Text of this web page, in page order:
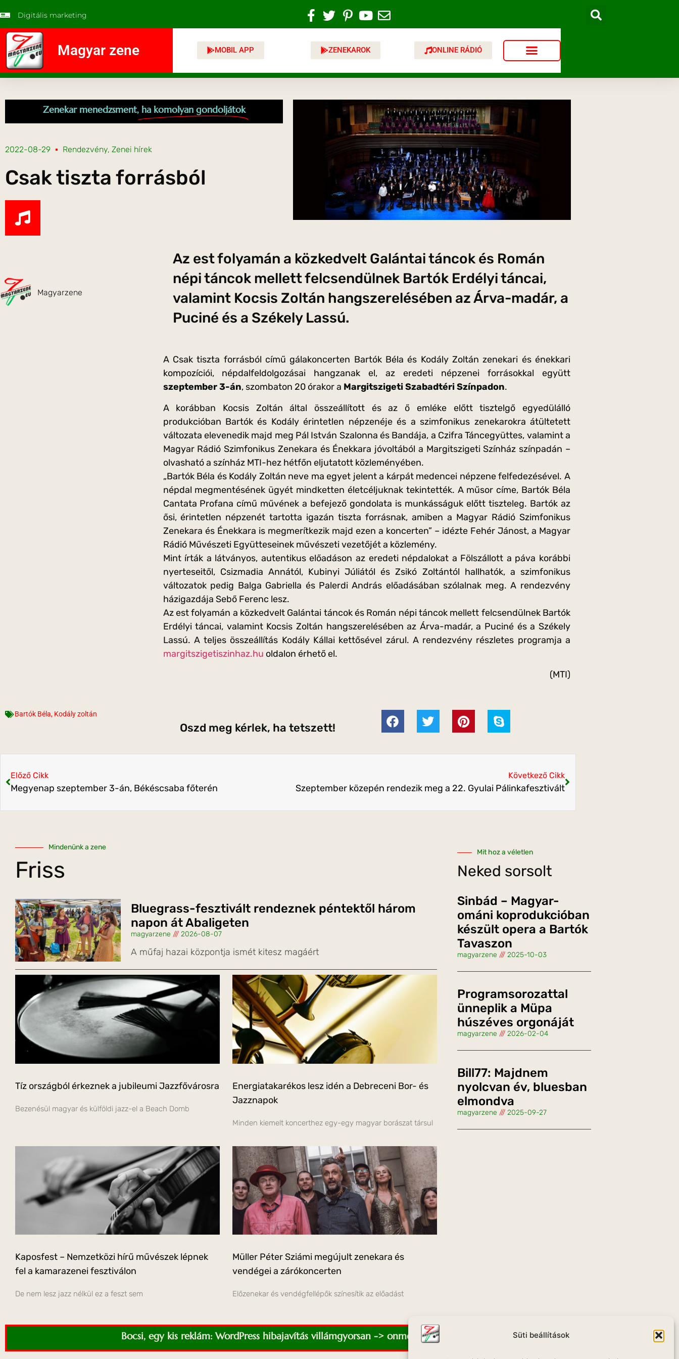
Süti beállítások
Digitális marketing
Magyar zene MOBIL APP ZENEKAROK ONLINE RÁDIÓ
Zenekar menedzsment, ha komolyan gondoljátok
2022-08-29 Rendezvény, Zenei hírek
Csak tiszta forrásból
Magyarzene
Az est folyamán a közkedvelt Galántai táncok és Román
népi táncok mellett felcsendülnek Bartók Erdélyi táncai,
valamint Kocsis Zoltán hangszerelésében az Árva-madár, a
Puciné és a Székely Lassú.
A Csak tiszta forrásból című gálakoncerten Bartók Béla és Kodály Zoltán zenekari és énekkari
kompozíciói, népdalfeldolgozásai hangzanak el, az eredeti népzenei forrásokkal együtt
szeptember 3-án, szombaton 20 órakor a Margitszigeti Szabadtéri Színpadon.
A korábban Kocsis Zoltán által összeállított és az ő emléke előtt tisztelgő egyedülálló
produkcióban Bartók és Kodály érintetlen népzenéje és a szimfonikus zenekarokra átültetett
változata elevenedik majd meg Pál István Szalonna és Bandája, a Czifra Táncegyüttes, valamint a
Magyar Rádió Szimfonikus Zenekara és Énekkara jóvoltából a Margitszigeti Színház színpadán –
olvasható a színház MTI-hez hétfőn eljutatott közleményében.
„Bartók Béla és Kodály Zoltán neve ma egyet jelent a kárpát medencei népzene felfedezésével. A
népdal megmentésének ügyét mindketten életcéljuknak tekintették. A műsor címe, Bartók Béla
Cantata Profana című művének a befejező gondolata is munkásságuk előtt tiszteleg. Bartók az
ősi, érintetlen népzenét tartotta igazán tiszta forrásnak, amiben a Magyar Rádió Szimfonikus
Zenekara és Énekkara is megmerítkezik majd ezen a koncerten” – idézte Fehér Jánost, a Magyar
Rádió Művészeti Együtteseinek művészeti vezetőjét a közlemény.
Mint írták a látványos, autentikus előadáson az eredeti népdalokat a Fölszállott a páva korábbi
nyerteseitől, Csizmadia Annától, Kubinyi Júliától és Zsikó Zoltántól hallhatók, a szimfonikus
változatok pedig Balga Gabriella és Palerdi András előadásában szólalnak meg. A rendezvény
házigazdája Sebő Ferenc lesz.
Az est folyamán a közkedvelt Galántai táncok és Román népi táncok mellett felcsendülnek Bartók
Erdélyi táncai, valamint Kocsis Zoltán hangszerelésében az Árva-madár, a Puciné és a Székely
Lassú. A teljes összeállítás Kodály Kállai kettősével zárul. A rendezvény részletes programja a
margitszigetiszinhaz.hu oldalon érhető el.
(MTI)
Bartók Béla, Kodály zoltán
Oszd meg kérlek, ha tetszett!
Előző Cikk
Megyenap szeptember 3-án, Békéscsaba főterén
Következő Cikk
Szeptember közepén rendezik meg a 22. Gyulai Pálinkafesztivált
Mindenünk a zene
Friss
Bluegrass-fesztivált rendeznek péntektől három
napon át Abaligeten
magyarzene 2026-08-07
A műfaj hazai központja ismét kitesz magáért
Tíz országból érkeznek a jubileumi Jazzfővárosra
Bezenésül magyar és külföldi jazz-el a Beach Domb
Energiatakarékos lesz idén a Debreceni Bor- és
Jazznapok
Minden kiemelt koncerthez egy-egy magyar borászat társul
Kaposfest – Nemzetközi hírű művészek lépnek
fel a kamarazenei fesztiválon
De nem lesz jazz nélkül ez a feszt sem
Müller Péter Sziámi megújult zenekara és
vendégei a zárókoncerten
Előzenekar és vendégfellépők színesítik az előadást
Mit hoz a véletlen
Neked sorsolt
Sinbád – Magyar-
ománi koprodukcióban
készült opera a Bartók
Tavaszon
magyarzene 2025-10-03
Programsorozattal
ünneplik a Müpa
húszéves orgonáját
magyarzene 2026-02-04
Bill77: Majdnem
nyolcvan év, bluesban
elmondva
magyarzene 2025-09-27
Bocsi, egy kis reklám: WordPress hibajavítás villámgyorsan -> onmediaweb.eu